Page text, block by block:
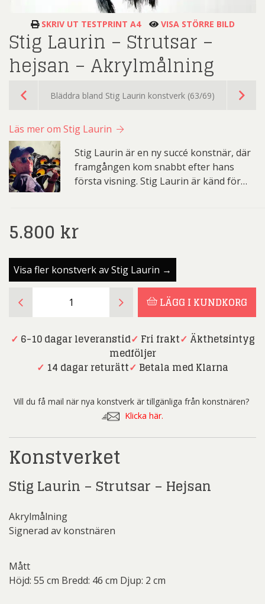
SKRIV UT TESTPRINT A4 VISA STÖRRE BILD
Stig Laurin – Strutsar –
hejsan – Akrylmålning
Bläddra bland Stig Laurin konstverk (63/69)
Läs mer om Stig Laurin
Stig Laurin är en ny succé konstnär, där
framgången kom snabbt efter hans
första visning. Stig Laurin är känd för…
5.800 kr
Visa fler konstverk av Stig Laurin →
Laurin
Strutsar
hejsan
mängd
LÄGG I KUNDKORG
✓ 6-10 dagar leveranstid✓ Fri frakt✓ Äkthetsintyg
medföljer
✓ 14 dagar returätt✓ Betala med Klarna
Vill du få mail när nya konstverk är tillgänliga från konstnären?
Klicka här.
Konstverket
Stig Laurin – Strutsar – Hejsan
Akrylmålning
Signerad av konstnären
Mått
Höjd: 55 cm Bredd: 46 cm Djup: 2 cm